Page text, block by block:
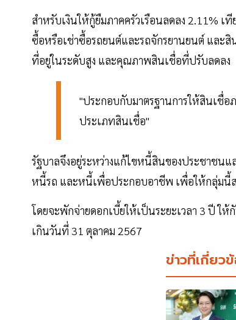
สำหรับเงินให้กู้ยืมภาคครัวเรือนลดลง 2.11% เ
ซื้อหรือเช่าซื้อรถยนต์และรถจักรยานยนต์ และ
ที่อยู่ในระดับสูง และคุณภาพสินเชื่อที่ปรับลดลง
"ประกอบกับมาตรฐานการให้สินเชื่อ
ประเภทสินเชื่อ"
รัฐบาลจึงอยู่ระหว่างแก้ไขหนี้สินของประชาชน
หนี้รถ และหนี้เพื่อประกอบอาชีพ เพื่อให้กลุ่มนี้ส
โดยจะพักจ่ายดอกเบี้ยให้เป็นระยะเวลา 3 ปี ใ
เกินวันที่ 31 ตุลาคม 2567
ข่าวที่เกี่ยว